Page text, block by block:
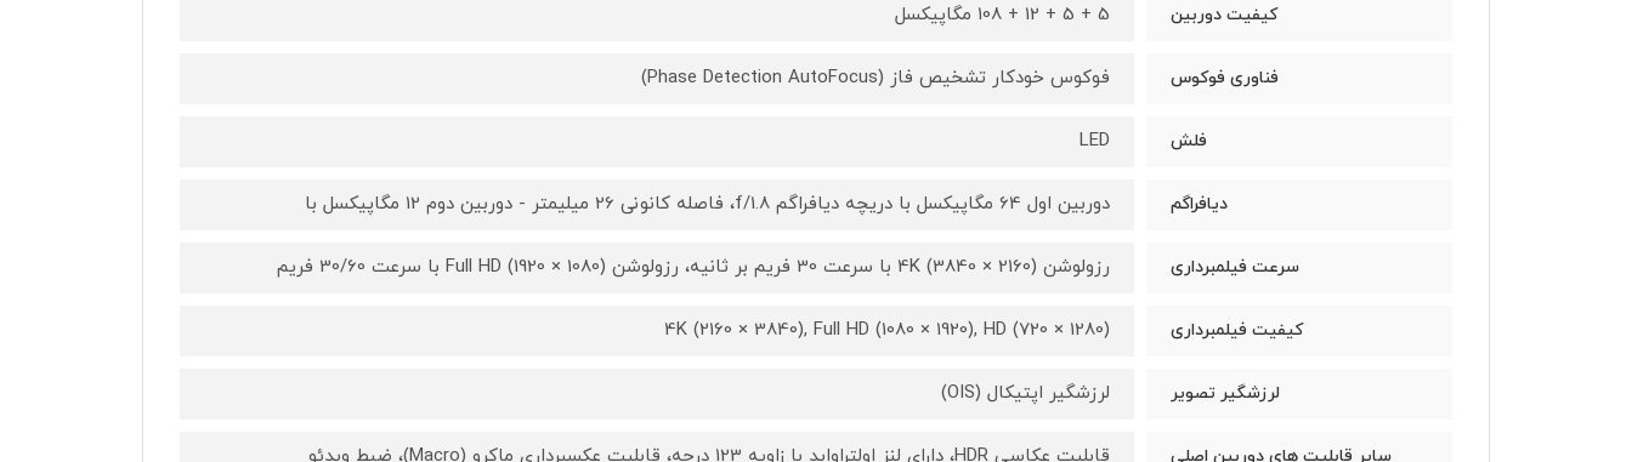
کیفیت دوربین 5 + 5 + 12 + 108 مگاپیکسل
فناوری فوکوس فوکوس خودکار تشخیص فاز (Phase Detection AutoFocus)
فلش LED
دیافراگم دوربین اول 64 مگاپیکسل با دریچه دیافراگم f/1.8، فاصله کانونی 26 میلیمتر - دوربین دوم 12 مگاپیکسل با
سرعت فیلمبرداری رزولوشن (2160 × 3840) 4K با سرعت 30 فریم بر ثانیه، رزولوشن (1080 × 1920) Full HD با سرعت 30/60 فریم
کیفیت فیلمبرداری (4K (2160 × 3840), Full HD (1080 × 1920), HD (720 × 1280
لرزشگیر تصویر لرزشگیر اپتیکال (OIS)
سایر قابلیت های دوربین اصلی قابلیت عکاسی HDR، دارای لنز اولتراواید با زاویه 123 درجه، قابلیت عکسبرداری ماکرو (Macro)، ضبط ویدئو